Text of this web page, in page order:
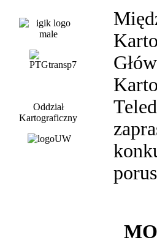
Oddział
Kartograficzny